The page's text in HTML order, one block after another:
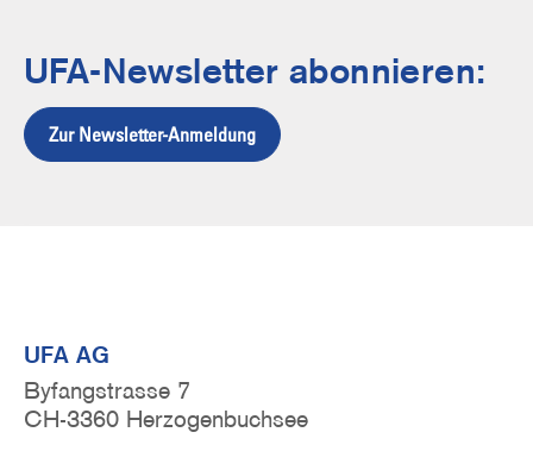
UFA-Newsletter abonnieren:
Zur Newsletter-Anmeldung
UFA AG
Byfangstrasse 7
CH-3360 Herzogenbuchsee